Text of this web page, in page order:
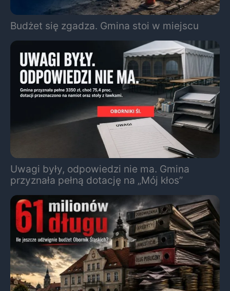
Budżet się zgadza. Gmina stoi w miejscu
Uwagi były, odpowiedzi nie ma. Gmina
przyznała pełną dotację na „Mój kłos”